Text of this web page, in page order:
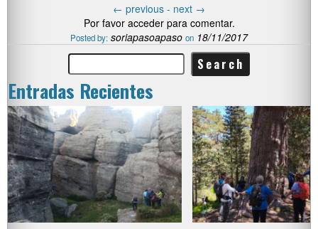
← previous - next →
Por favor acceder para comentar.
Posted by: soriapasoapaso on 18/11/2017
Entradas Recientes